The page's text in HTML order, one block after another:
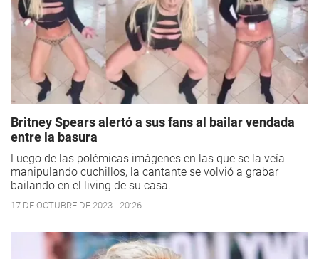
Britney Spears alertó a sus fans al bailar vendada
entre la basura
Luego de las polémicas imágenes en las que se la veía
manipulando cuchillos, la cantante se volvió a grabar
bailando en el living de su casa.
17 DE OCTUBRE DE 2023 - 20:26